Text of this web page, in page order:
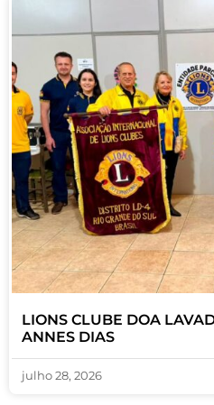
LIONS CLUBE DOA
ANNES DIAS
julho 28, 2026